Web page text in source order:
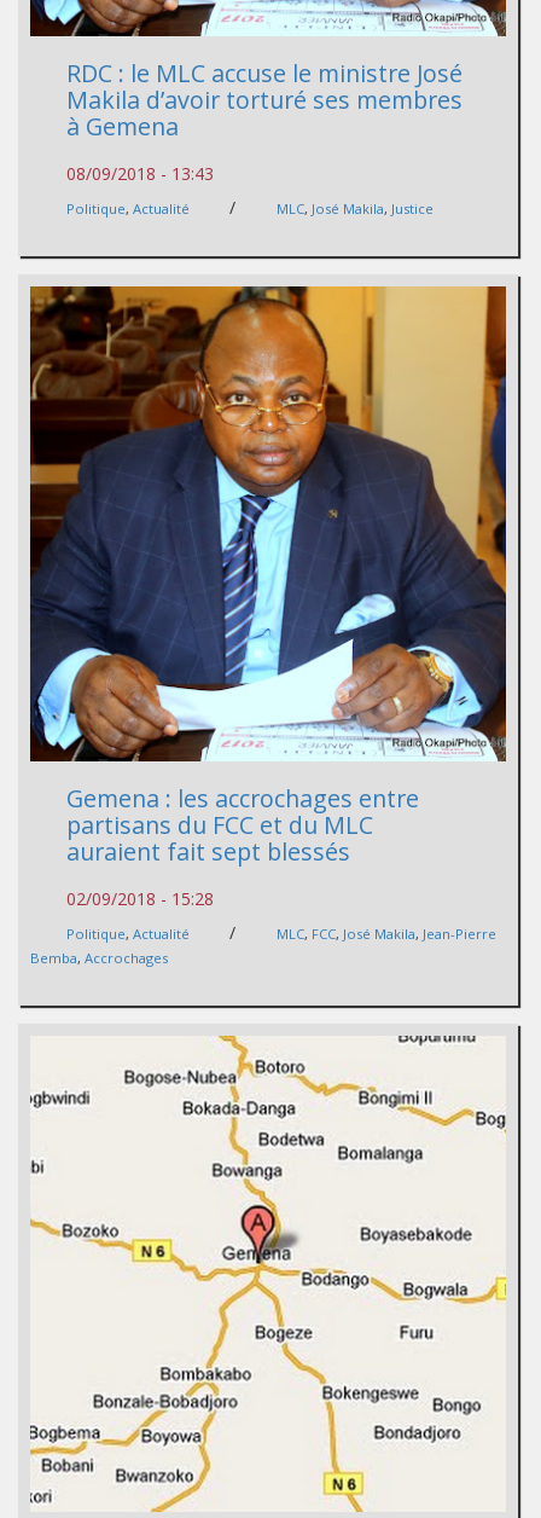
RDC : le MLC accuse le ministre José
Makila d’avoir torturé ses membres
à Gemena
08/09/2018 - 13:43
Politique, Actualité / MLC, José Makila, Justice
Gemena : les accrochages entre
partisans du FCC et du MLC
auraient fait sept blessés
02/09/2018 - 15:28
Politique, Actualité / MLC, FCC, José Makila, Jean-Pierre
Bemba, Accrochages